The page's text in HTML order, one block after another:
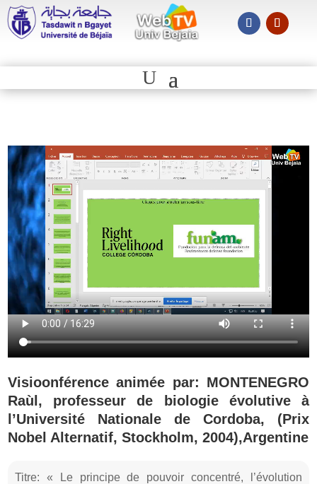
Visioonférence animée par: MONTENEGRO
Raùl, professeur de biologie évolutive à
l’Université Nationale de Cordoba, (Prix
Nobel Alternatif, Stockholm, 2004),Argentine
Titre: « Le principe de pouvoir concentré, l’évolution